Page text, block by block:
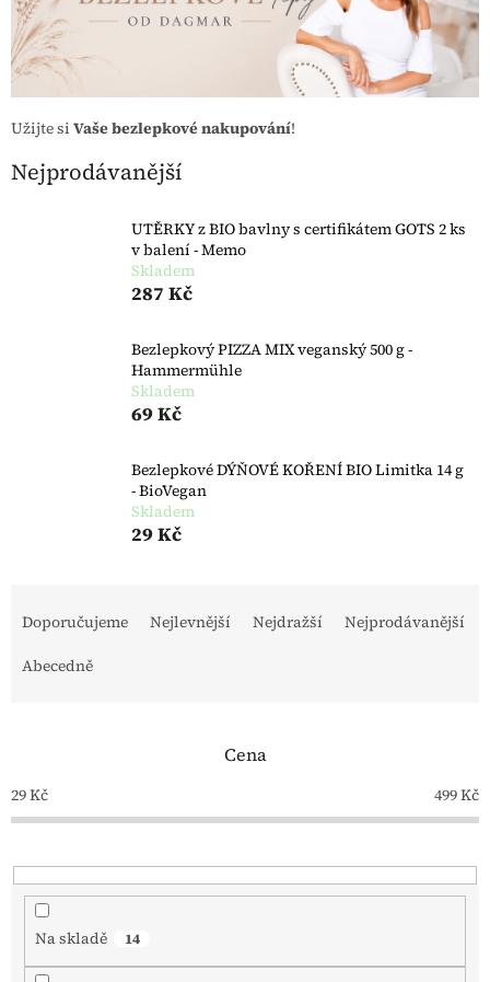
Užijte si Vaše bezlepkové nakupování!
Nejprodávanější
UTĚRKY z BIO bavlny s certifikátem GOTS 2 ks
v balení - Memo
Skladem
287 Kč
Bezlepkový PIZZA MIX veganský 500 g -
Hammermühle
Skladem
69 Kč
Bezlepkové DÝŇOVÉ KOŘENÍ BIO Limitka 14 g
- BioVegan
Skladem
29 Kč
Doporučujeme Nejlevnější Nejdražší
Nejprodávanější
Abecedně
Cena
29Kč 499Kč
Na skladě 14